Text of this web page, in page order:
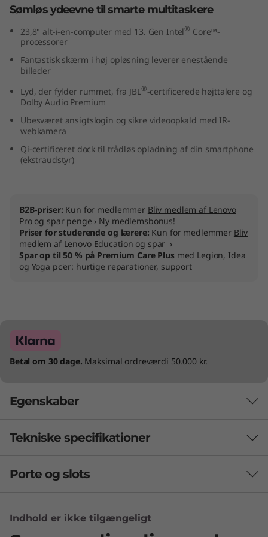
4
n
e
Sømløs ydeevne til smarte multitaskere
23,8" alt-i-en-computer med 13. Gen Intel® Core™-
processorer
Fantastisk skærm i høj opløsning leverer enestående
billeder
Lyd, der fylder rummet, fra JBL®-certificerede højttalere og
Dolby Audio Premium
Ubesværet ansigtslogin og sikre videoopkald med IR-
webkamera
Qi-certificeret dock til trådløs opladning af din smartphone
(ekstraudstyr)
B2B-priser: Kun for medlemmer Bliv medlem af Lenovo
Pro og spar penge › Ny medlemsbonus!
Priser for studerende og lærere: Kun for medlemmer Bliv
medlem af Lenovo Education og spar ›
Spar op til 50 % på Premium Care Plusmed Legion, Idea
og Yoga pc'er: hurtige reparationer, support
Betal om 30 dage. Maksimal ordreværdi 50.000 kr.
Egenskaber
Tekniske specifikationer
Certificeret med JBL®
Porte og slots
Indhold er ikke tilgængeligt